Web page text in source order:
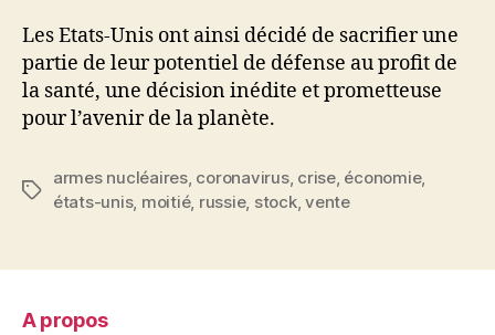
Les Etats-Unis ont ainsi décidé de sacrifier une
partie de leur potentiel de défense au profit de
la santé, une décision inédite et prometteuse
pour l’avenir de la planète.
Étiquettes
armes nucléaires, coronavirus, crise, économie,
états-unis, moitié, russie, stock,vente
A propos